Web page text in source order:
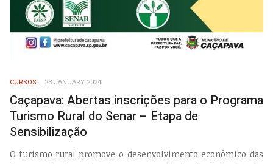
CURSOS 23 JANUARY 2024
Caçapava: Abertas inscrições para o Programa
Turismo Rural do Senar – Etapa de
Sensibilização
O turismo rural promove o desenvolvimento econômico das